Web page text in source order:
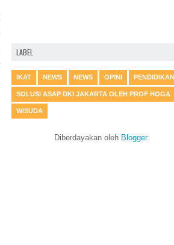
LABEL
IKAT NEWS NEWS OPINI PENDIDIKAN
SOLUSI ASAP DKI JAKARTA OLEH PROF HOGA
WISUDA
Diberdayakan oleh Blogger.